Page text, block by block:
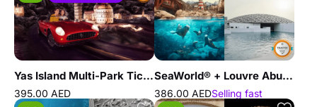
Yas Island Multi-Park Tickets – Ferrari World Abu Dhabi, Yas Waterworld, Warner Bros. World™, Sea World
395.00 AED
SeaWorld® + Louvre Abu Dhabi - Combo
386.00 AEDSelling fast